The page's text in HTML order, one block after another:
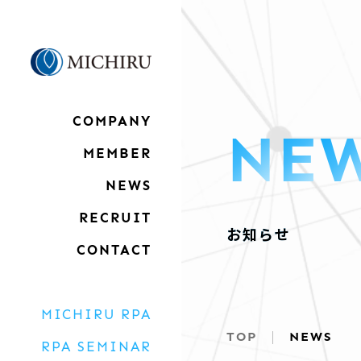
COMPANY
MEMBER
NEWS
RECRUIT
CONTACT
MICHIRU RPA
RPA SEMINAR
NE
お知らせ
TOP NEWS